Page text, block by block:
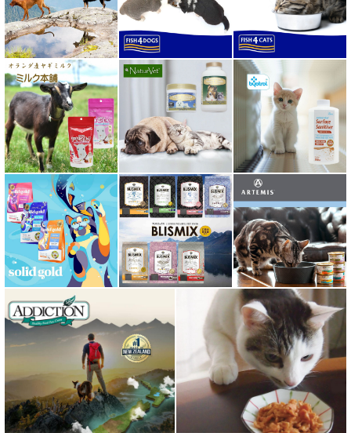
ママクック
ミャウ MEOW
ミャオイングヘッズ MEOWING HEADS
ミルク本舗
ムーラムーラ Moora Moora
ルイトモ RUITOMO
ロザイボトル
ロッカ ROKKA
ワイルドランド Wildes Land
わんぽうやく
ナチュラル重曹 アイテム合同会社